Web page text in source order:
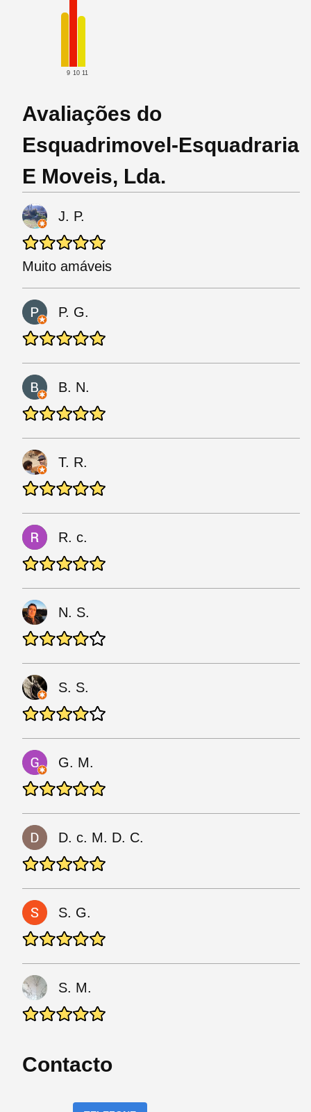
9 10 11
Avaliações do
Esquadrimovel-Esquadraria
E Moveis, Lda.
J. P.
Muito amáveis
P. G.
B. N.
T. R.
R. c.
N. S.
S. S.
G. M.
D. c. M. D. C.
S. G.
S. M.
Contacto